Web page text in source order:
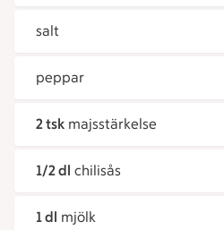
salt
peppar
2 tsk majsstärkelse
1/2 dl chilisås
1 dl mjölk